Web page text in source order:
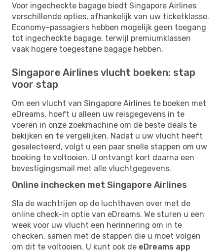
Voor ingecheckte bagage biedt Singapore Airlines
verschillende opties, afhankelijk van uw ticketklasse.
Economy-passagiers hebben mogelijk geen toegang
tot ingecheckte bagage, terwijl premiumklassen
vaak hogere toegestane bagage hebben.
Singapore Airlines vlucht boeken: stap
voor stap
Om een ​​vlucht van Singapore Airlines te boeken met
eDreams, hoeft u alleen uw reisgegevens in te
voeren in onze zoekmachine om de beste deals te
bekijken en te vergelijken. Nadat u uw vlucht heeft
geselecteerd, volgt u een paar snelle stappen om uw
boeking te voltooien. U ontvangt kort daarna een
bevestigingsmail met alle vluchtgegevens.
Online inchecken met Singapore Airlines
Sla de wachtrijen op de luchthaven over met de
online check-in optie van eDreams. We sturen u een
week voor uw vlucht een herinnering om in te
checken, samen met de stappen die u moet volgen
om dit te voltooien. U kunt ook de eDreams app